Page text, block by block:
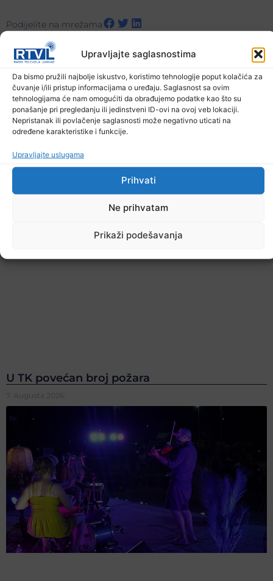
Upravljajte saglasnostima
Da bismo pružili najbolje iskustvo, koristimo tehnologije poput kolačića za
čuvanje i/ili pristup informacijama o uređaju. Saglasnost sa ovim
tehnologijama će nam omogućiti da obrađujemo podatke kao što su
ponašanje pri pregledanju ili jedinstveni ID-ovi na ovoj veb lokaciji.
Nepristanak ili povlačenje saglasnosti može negativno uticati na
određene karakteristike i funkcije.
Upravljajte uslugama
Prihvati
Ne prihvatam
Prikaži podešavanja
Podijelite na mrežama
Ostale novosti
U TK povećan broj požara
7. Augusta 2026.